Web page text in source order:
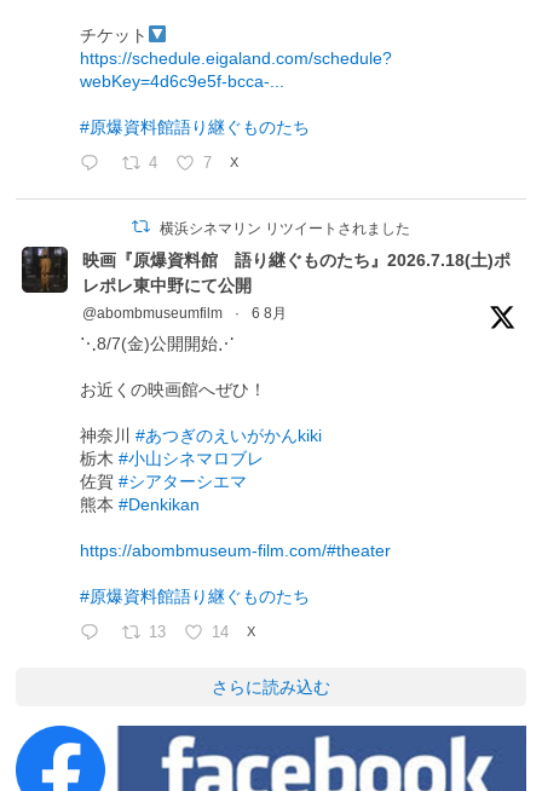
チケット
https://schedule.eigaland.com/schedule?
webKey=4d6c9e5f-bcca-...
#原爆資料館語り継ぐものたち
4 7 X
横浜シネマリン リツイートされました
映画『原爆資料館 語り継ぐものたち』2026.7.18(土)ポ
レポレ東中野にて公開
@abombmuseumfilm · 6 8月
⋱8/7(金)公開開始⋰
お近くの映画館へぜひ！
神奈川#あつぎのえいがかんkiki
栃木#小山シネマロブレ
佐賀#シアターシエマ
熊本#Denkikan
https://abombmuseum-film.com/#theater
#原爆資料館語り継ぐものたち
13 14 X
さらに読み込む